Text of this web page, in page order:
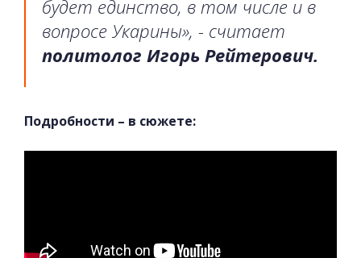
будет единство, в том числе и в
вопросе Укарины», - считает
политолог Игорь Рейтерович.
Подробности – в сюжете: